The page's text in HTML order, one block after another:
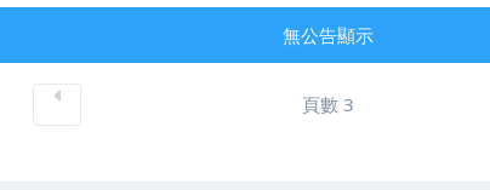
無公告顯示
頁數 3